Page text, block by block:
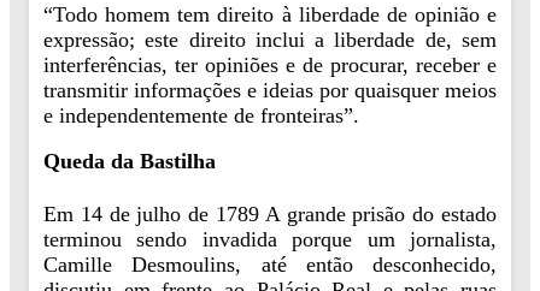
“Todo homem tem direito à liberdade de opinião e
expressão; este direito inclui a liberdade de, sem
interferências, ter opiniões e de procurar, receber e
transmitir informações e ideias por quaisquer meios
e independentemente de fronteiras”.
Queda da Bastilha
Em 14 de julho de 1789 A grande prisão do estado
terminou sendo invadida porque um jornalista,
Camille Desmoulins, até então desconhecido,